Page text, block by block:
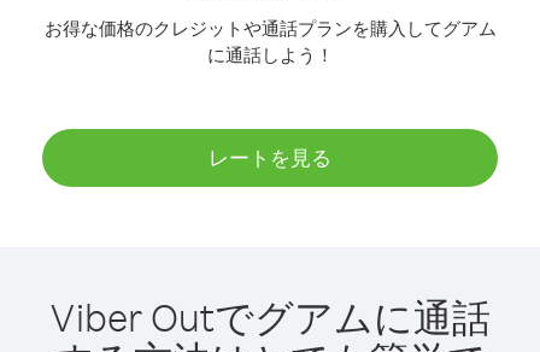
お得な価格のクレジットや通話プランを購入してグアム
に通話しよう！
レートを見る
Viber Outでグアムに通話